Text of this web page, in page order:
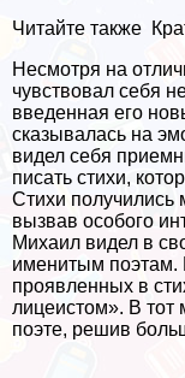
Читайте также
Несмотря на
чувствовал себя
введенная его
сказывалась на
видел себя
писать стихи,
Стихи
вызвав особого
Михаил видел в
именитым поэтам.
проявленных в
лицеистом». В тот
поэте, решив